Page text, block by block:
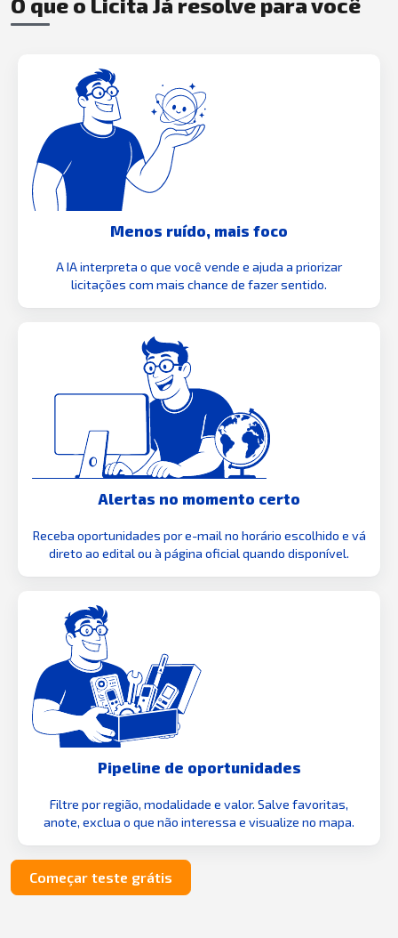
Menos ruído, mais foco
A IA interpreta o que você vende e ajuda a priorizar
licitações com mais chance de fazer sentido.
Alertas no momento certo
Receba oportunidades por e-mail no horário escolhido e vá
direto ao edital ou à página oficial quando disponível.
Pipeline de oportunidades
Filtre por região, modalidade e valor. Salve favoritas,
anote, exclua o que não interessa e visualize no mapa.
Começar teste grátis